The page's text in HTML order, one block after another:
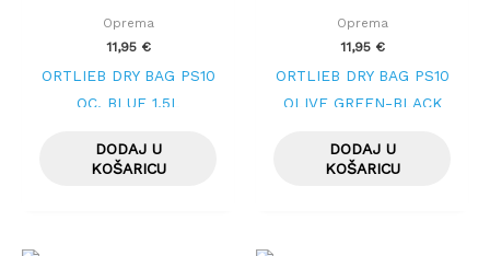
Oprema
11,95 €
ORTLIEB DRY BAG PS10
OC. BLUE 1,5L
DODAJ U
KOŠARICU
Oprema
11,95 €
ORTLIEB DRY BAG PS10
OLIVE GREEN-BLACK
DODAJ U
KOŠARICU